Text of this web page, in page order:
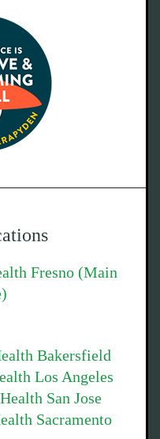
Fresno (Main
Bakersfield
Los Angeles
San Jose
Sacramento